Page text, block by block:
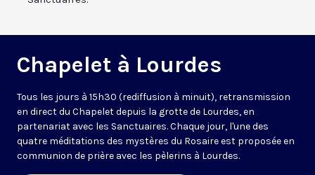
Chapelet à Lourdes
Tous les jours à 15h30 (rediffusion à minuit), retransmission
en direct du Chapelet depuis la grotte de Lourdes, en
partenariat avec les Sanctuaires. Chaque jour, l'une des
quatre méditations des mystères du Rosaire est proposée en
communion de prière avec les pèlerins à Lourdes.